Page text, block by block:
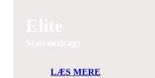
LÆS MERE